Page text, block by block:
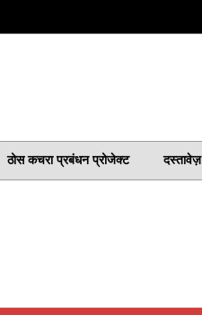
ठोस कचरा प्रबंधन प्रोजेक्ट दस्तावेज़